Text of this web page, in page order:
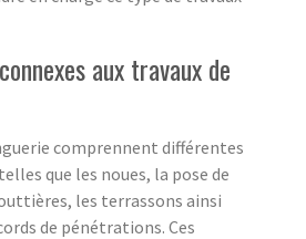
aux travaux de
comprennent différentes
que les noues, la pose de
les terrassons ainsi
de pénétrations. Ces